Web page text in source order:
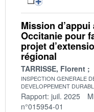
Mission
Occitanie pour
projet
régional
TARRISSE, Florent
INSPECTION GENERALE
DEVELOPPEMENT
Rapport: juil. 2025
n°015954-01